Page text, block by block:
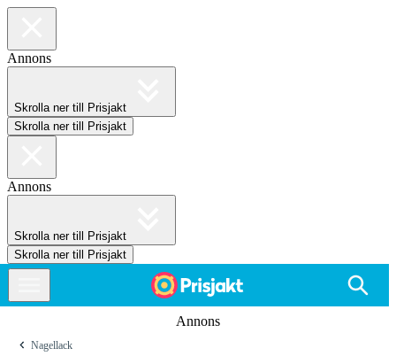
Annons
Skrolla ner till Prisjakt
Skrolla ner till Prisjakt
Annons
Skrolla ner till Prisjakt
Skrolla ner till Prisjakt
Annons
Nagellack